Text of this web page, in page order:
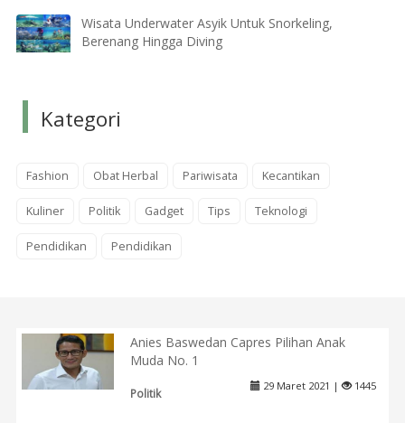
Wisata Underwater Asyik Untuk Snorkeling,
Berenang Hingga Diving
Kategori
Fashion Obat Herbal Pariwisata Kecantikan
Kuliner Politik Gadget Tips Teknologi
Pendidikan Pendidikan
Anies Baswedan Capres Pilihan Anak
Muda No. 1
Politik
29 Maret 2021 | 1445